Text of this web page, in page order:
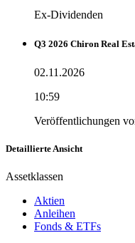
Ex-Dividenden
Q3 2026 Chiron Real
02.11.2026
10:59
Veröffentlichungen
Detaillierte Ansicht
Assetklassen
Aktien
Anleihen
Fonds & ETFs